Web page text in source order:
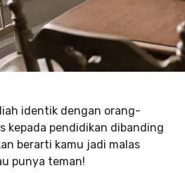
identik dengan orang-
kepada pendidikan dibanding
berarti kamu jadi malas
punya teman!